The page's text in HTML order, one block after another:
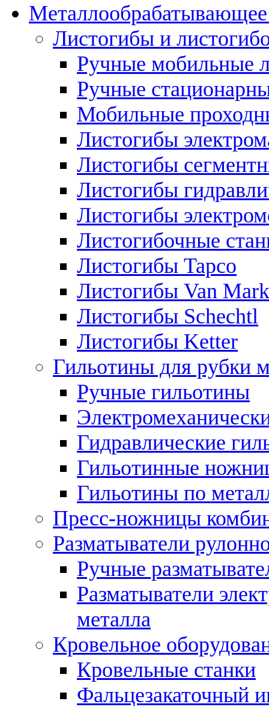
Металлообрабатывающее
Листогибы и
Ручные мобильные
Ручные
Мобильные
Листогибы
Листогибы
Листогибы
Листогибы
Листогибочные
Листогибы Tapco
Листогибы Van Mark
Листогибы Schechtl
Листогибы Ketter
Гильотины для рубки
Ручные гильотины
Гидравлические
Гильотинные
Гильотины по
Пресс-ножницы
Разматыватели
Ручные
Разматыватели
металла
Кровельное
Кровельные станки
Фальцезакаточный